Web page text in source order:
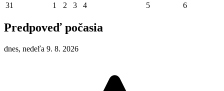
31
1 2 3 4 5 6
Predpoveď počasia
dnes, nedeľa 9. 8. 2026